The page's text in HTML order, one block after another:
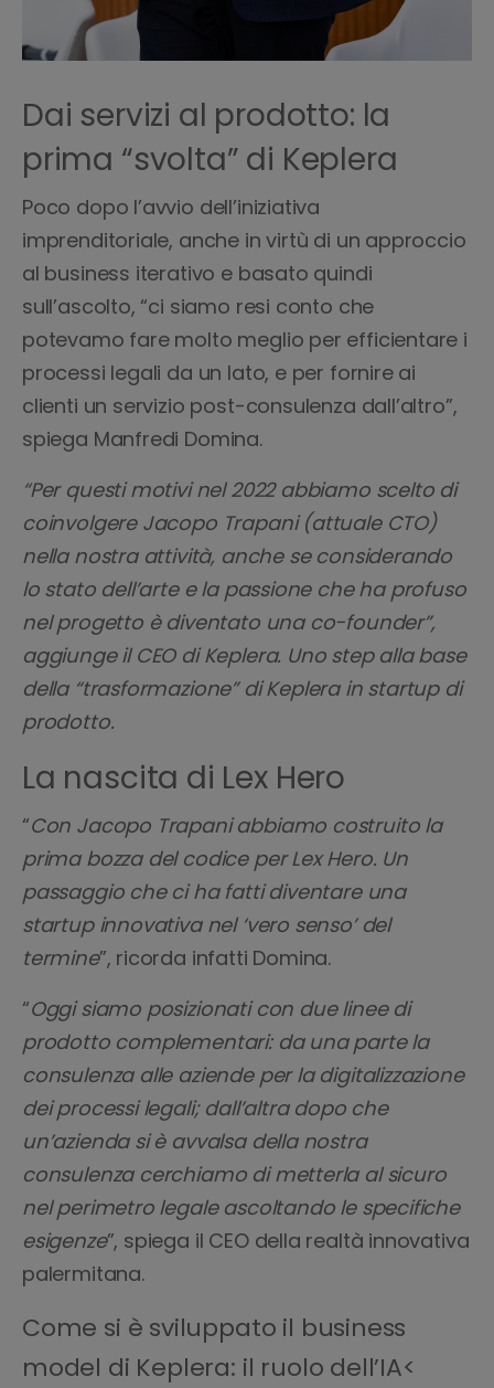
Dai servizi al prodotto: la
prima “svolta” di Keplera
Poco dopo l’avvio dell’iniziativa
imprenditoriale, anche in virtù di un approccio
al business iterativo e basato quindi
sull’ascolto, “ci siamo resi conto che
potevamo fare molto meglio per efficientare i
processi legali da un lato, e per fornire ai
clienti un servizio post-consulenza dall’altro”,
spiega Manfredi Domina.
“Per questi motivi nel 2022 abbiamo scelto di
coinvolgere Jacopo Trapani (attuale CTO)
nella nostra attività, anche se considerando
lo stato dell’arte e la passione che ha profuso
nel progetto è diventato una co-founder”,
aggiunge il CEO di Keplera. Uno step alla base
della “trasformazione” di Keplera in startup di
prodotto.
La nascita di Lex Hero
“Con Jacopo Trapani abbiamo costruito la
prima bozza del codice per Lex Hero. Un
passaggio che ci ha fatti diventare una
startup innovativa nel ‘vero senso’ del
termine”, ricorda infatti Domina.
“Oggi siamo posizionati con due linee di
prodotto complementari: da una parte la
consulenza alle aziende per la digitalizzazione
dei processi legali; dall’altra dopo che
un’azienda si è avvalsa della nostra
consulenza cerchiamo di metterla al sicuro
nel perimetro legale ascoltando le specifiche
esigenze”, spiega il CEO della realtà innovativa
palermitana.
Come si è sviluppato il business
model di Keplera: il ruolo dell’IA<